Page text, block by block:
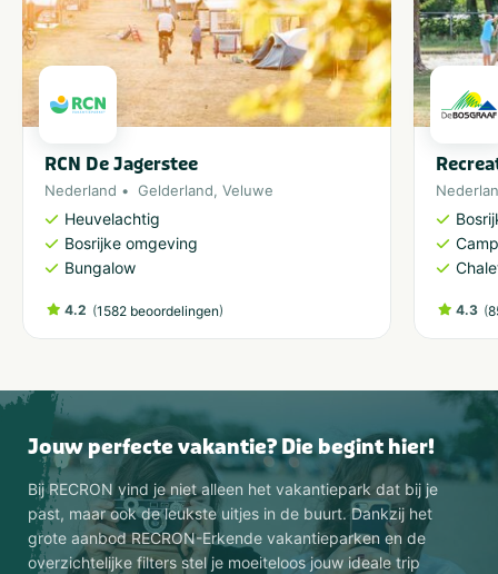
RCN De Jagerstee
Nederland Gelderland, Veluwe
Heuvelachtig
Bosrijke omgeving
Bungalow
4.2 (1582 beoordelingen) 4.3 (
Jouw perfecte vakantie? Die begint hier!
Bij RECRON vind je niet alleen het vakantiepark dat bij je
past, maar ook de leukste uitjes in de buurt. Dankzij het
grote aanbod RECRON-Erkende vakantieparken en de
overzichtelijke filters stel je moeiteloos jouw ideale trip